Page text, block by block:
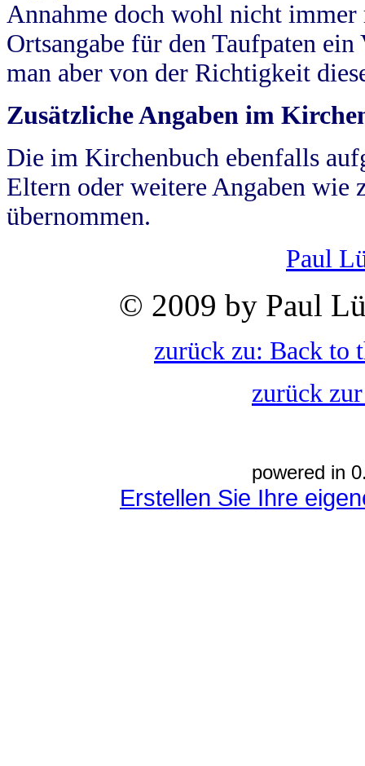
Annahme doch wohl nicht
Ortsangabe für den Taufpaten
man aber von der Richtigkeit
Zusätzliche Angaben im
Die im Kirchenbuch ebenfalls
Eltern oder weitere Angaben wie
übernommen.
Paul
© 2009 by Paul
zurück zu: Back to
zurück
powered in
Erstellen Sie Ihre